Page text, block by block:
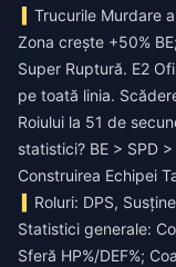
Trucurile Murdare
Zona crește +50%
Super Ruptură. E2
pe toată linia.
Roiului la 51 de
statistici? BE > SPD
Construirea Echipei
Roluri: DPS,
Statistici generale:
Sferă HP%/DEF%;